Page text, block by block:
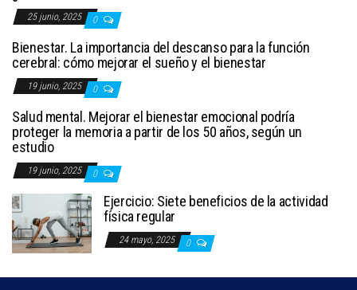
25 junio, 2025 0
Bienestar. La importancia del descanso para la función
cerebral: cómo mejorar el sueño y el bienestar
19 junio, 2025 0
Salud mental. Mejorar el bienestar emocional podría
proteger la memoria a partir de los 50 años, según un
estudio
19 junio, 2025 0
Ejercicio: Siete beneficios de la actividad
física regular
24 mayo, 2025 0